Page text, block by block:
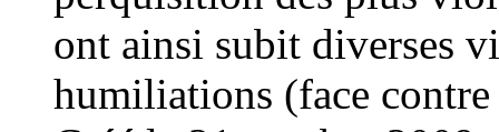
ont ainsi subit diverses
humiliations (face